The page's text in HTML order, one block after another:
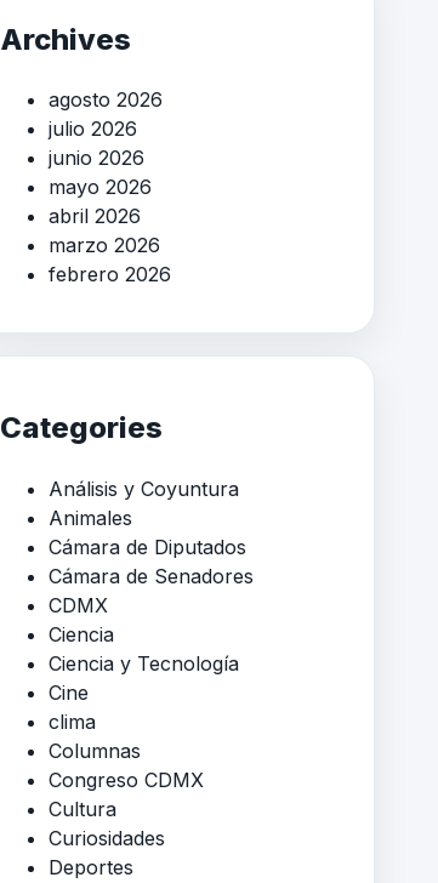
Archives
agosto 2026
julio 2026
junio 2026
mayo 2026
abril 2026
marzo 2026
febrero 2026
Categories
Análisis y Coyuntura
Animales
Cámara de Diputados
Cámara de Senadores
CDMX
Ciencia
Ciencia y Tecnología
Cine
clima
Columnas
Congreso CDMX
Cultura
Curiosidades
Deportes